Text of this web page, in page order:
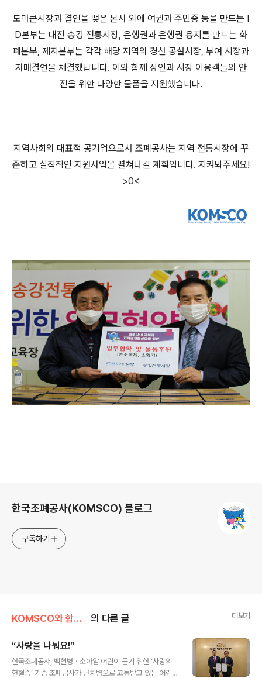
도마큰시장과 결연을 맺은 본사 외에 여권과 주민증 등을 만드는 I
D본부는 대전 송강 전통시장, 은행권과 은행권 용지를 만드는 화
폐본부, 제지본부는 각각 해당 지역의 경산 공설시장, 부여 시장과
자매결연을 체결했답니다. 이와 함께 상인과 시장 이용객들의 안
전을 위한 다양한 물품을 지원했습니다.
지역사회의 대표적 공기업으로서 조폐공사는 지역 전통시장에 꾸
준하고 실직적인 지원사업을 펼쳐나갈 계획입니다. 지켜봐주세요!
>0<
한국조폐공사(KOMSCO) 블로그
구독하기
KOMSCO와 함께/사회공헌 의 다른 글 더보기
“사랑을 나눠요!”
한국조폐공사, 백혈병ㆍ소아암 어린이 돕기 위한 ‘사랑의
헌혈증’ 기증 조폐공사가 난치병으로 고통받고 있는 어린